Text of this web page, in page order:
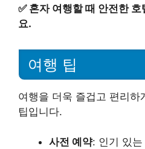
✅ 혼자 여행할 때 안전한 호
요.
여행 팁
여행을 더욱 즐겁고 편리하
팁입니다.
사전 예약: 인기 있